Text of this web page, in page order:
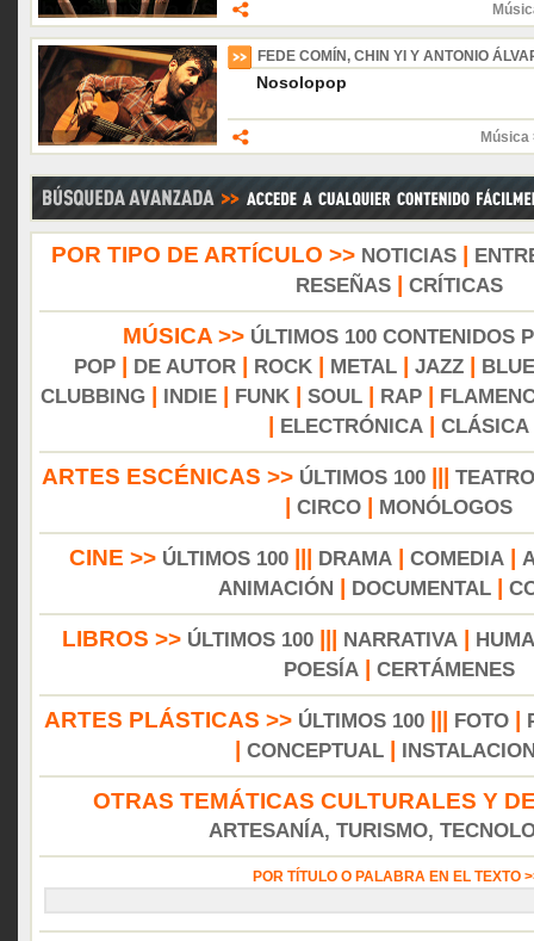
FEDE COMÍN, CHIN YI Y ANTONIO
Nosolopop
Música
POR TIPO DE ARTÍCULO >> NOTICIAS|
RESEÑAS| CRÍTICAS
MÚSICA >> ÚLTIMOS 100 CONTENIDOS
POP
DE AUTOR ROCK METAL JAZZ
CLUBBING
INDIE FUNK SOUL RAP
ELECTRÓNICA CLÁSICA
ARTES ESCÉNICAS >> ÚLTIMOS 100||| TEATRO
CIRCO MONÓLOGOS
CINE >> ÚLTIMOS 100 DRAMA COMEDIA
ANIMACIÓN
DOCUMENTAL|
LIBROS >> ÚLTIMOS 100 NARRATIVA
POESÍA| CERTÁMENES
ARTES PLÁSTICAS >> ÚLTIMOS 100 FOTO
CONCEPTUAL
OTRAS TEMÁTICAS CULTURALES Y
ARTESANÍA, TURISMO,
POR TÍTULO O PALABRA EN EL TEXTO